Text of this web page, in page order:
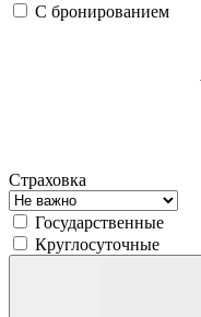
С бронированием
Страховка
Государственные
Круглосуточные